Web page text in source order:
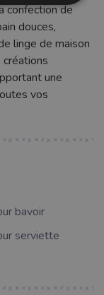
confection de
douces,
linge de maison
une
vos
bavoir
serviette